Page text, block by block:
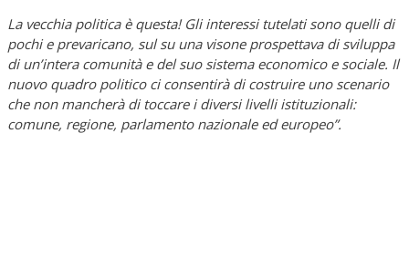
La vecchia politica è questa! Gli interessi tutelati sono quelli di
pochi e prevaricano, sulsu una visone prospettava di sviluppa
di un’intera comunità e del suo sistema economico e sociale. Il
nuovo quadro politico ci consentirà di costruire uno scenario
che non mancherà di toccare i diversi livelli istituzionali:
comune, regione, parlamento nazionale ed europeo”.